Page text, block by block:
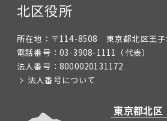
北区役所
所在地： 〒114-8508 東京都北区王
電話番号： 03-3908-1111 （代表）
法人番号： 8000020131172
法人番号について